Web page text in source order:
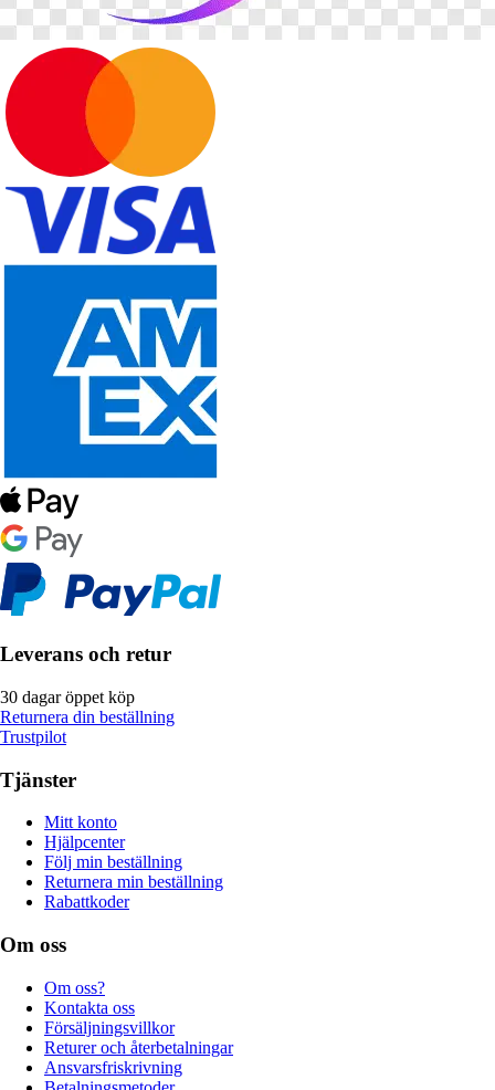
Leverans och retur
30 dagar öppet köp
Returnera din beställning
Trustpilot
Tjänster
Mitt konto
Hjälpcenter
Följ min beställning
Returnera min beställning
Rabattkoder
Om oss
Om oss?
Kontakta oss
Försäljningsvillkor
Returer och återbetalningar
Ansvarsfriskrivning